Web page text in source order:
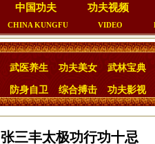
中国功夫
CHINA KUNGFU
功夫视频
VIDEO
武医养生 功夫美女 武林宝典
防身自卫 综合搏击 功夫影视
张三丰太极功行功十忌